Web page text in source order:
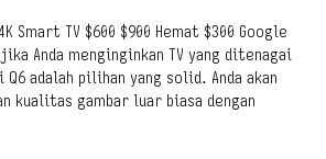
Smart TV $600 $900 Hemat $300 Google
jika Anda menginginkan TV yang ditenagai
Q6 adalah pilihan yang solid. Anda akan
kualitas gambar luar biasa dengan